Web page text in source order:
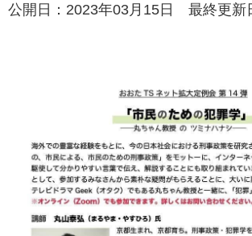
公開日：2023年03月15日 最終更新